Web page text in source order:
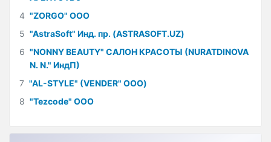
4 "ZORGO" ООО
5 "AstraSoft" Инд. пр. (ASTRASOFT.UZ)
6 "NONNY BEAUTY" САЛОН КРАСОТЫ (NURATDINOVA
N. N." ИндП)
7 "AL-STYLE" (VENDER" ООО)
8 "Tezcode" ООО